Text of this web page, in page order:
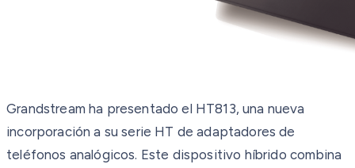
Grandstream ha presentado el HT813, una nueva
incorporación a su serie HT de adaptadores de
teléfonos analógicos. Este dispositivo híbrido combina